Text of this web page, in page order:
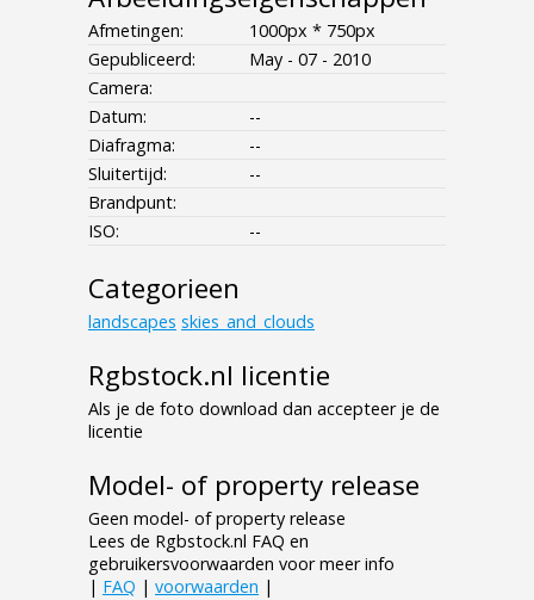
Afmetingen:
1000px * 750px
Gepubliceerd:
May - 07 - 2010
Camera:
Datum:
--
Diafragma:
--
Sluitertijd:
--
Brandpunt:
ISO:
--
Categorieen
landscapes skies_and_clouds
Rgbstock.nl licentie
Als je de foto download dan accepteer je de
licentie
Model- of property release
Geen model- of property release
Lees de Rgbstock.nl FAQ en
gebruikersvoorwaarden voor meer info
| FAQ | voorwaarden |